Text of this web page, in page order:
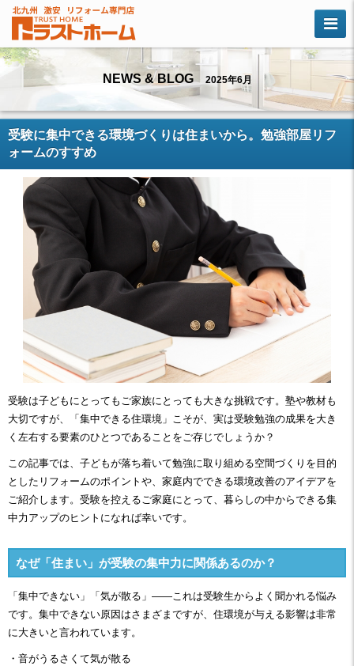
NEWS & BLOG 2025年6月
受験に集中できる環境づくりは住まいから。勉強部屋リフ
ォームのすすめ
受験は子どもにとってもご家族にとっても大きな挑戦です。塾や教材も
大切ですが、「集中できる住環境」こそが、実は受験勉強の成果を大き
く左右する要素のひとつであることをご存じでしょうか？
この記事では、子どもが落ち着いて勉強に取り組める空間づくりを目的
としたリフォームのポイントや、家庭内でできる環境改善のアイデアを
ご紹介します。受験を控えるご家庭にとって、暮らしの中からできる集
中力アップのヒントになれば幸いです。
なぜ「住まい」が受験の集中力に関係あるのか？
「集中できない」「気が散る」——これは受験生からよく聞かれる悩み
です。集中できない原因はさまざまですが、住環境が与える影響は非常
に大きいと言われています。
・音がうるさくて気が散る